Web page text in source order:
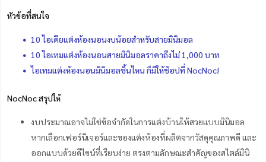
หัวข้อที่สนใจ
10 ไอเดียแต่งห้องนอนงบน้อยสำหรับสายมินิมอล
10 ไอเทมแต่งห้องนอนสายมินิมอลราคาถึงไม่ 1,000 บาท
ไอเทมแต่งห้องนอนมินิมอลชิ้นไหน ก็มีให้ช้อปที่ NocNoc!
NocNoc สรุปให้
งบประมาณอาจไม่ใช่ข้อจำกัดในการแต่งบ้านให้สวยแบบมินิมอล
หากเลือกเฟอร์นิเจอร์และของแต่งห้องที่ผลิตจากวัสดุคุณภาพดี และ
ออกแบบด้วยดีไซน์ที่เรียบง่าย ตรงตามลักษณะสำคัญของสไตล์มินิ